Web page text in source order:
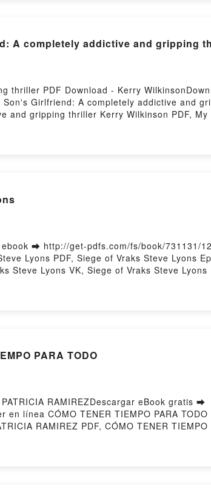
A completely addictive and gripping
thriller PDF Download - Kerry
Girlfriend: A completely addictive and
and gripping thriller Kerry Wilkinson PDF,
Audiobook, My Son's Girlfriend: A
➡ http://get-pdfs.com/fs/book/731131/
Lyons PDF, Siege of Vraks Steve Lyons
Steve Lyons VK, Siege of Vraks Steve
PARA TODO
RAMIREZDescargar eBook gratis ➡
línea CÓMO TENER TIEMPO PARA
RAMIREZ PDF, CÓMO TENER
TIEMPO PARA TODO PATRICIA